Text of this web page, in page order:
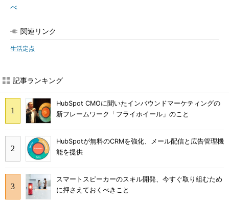
べ
関連リンク
生活定点
記事ランキング
HubSpot CMOに聞いたインバウンドマーケティングの
新フレームワーク「フライホイール」のこと
HubSpotが無料のCRMを強化、メール配信と広告管理機
能を提供
スマートスピーカーのスキル開発、今すぐ取り組むため
に押さえておくべきこと